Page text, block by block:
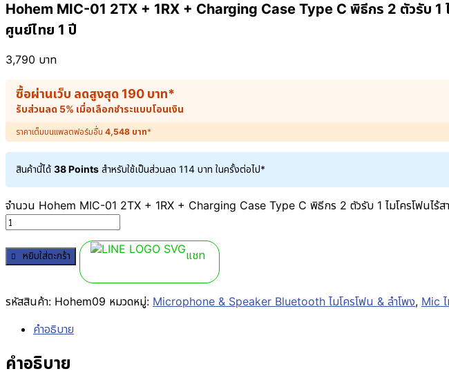
Hohem MIC-01 2TX + 1RX + Charging Case Type C พิธีกร 2 ตัวรับ
ศูนย์ไทย 1 ปี
3,790 บาท
ซื้อผ่านเว็บ ลดสูงสุด 190 บาท*
รับส่วนลด 5% เมื่อเลือกชำระแบบโอนเงิน
ราคาเต็มบนแพลตฟอร์มอื่น 4,548 บาท*
สินค้านี้ได้ 38 Points สำหรับใช้เป็นส่วนลด 114 บาท ในครั้งต่อไป*
จำนวน Hohem MIC-01 2TX + 1RX + Charging Case Type C พิธีกร 2 ตัวรับ 1 ไมโครโฟน
หยิบใส่ตะกร้า แชท
รหัสสินค้า: Hohem09 หมวดหมู่: Microphone & Speaker Bluetooth ไมโครโฟน & ลำโพง, Mic
คำอธิบาย
คำอธิบาย